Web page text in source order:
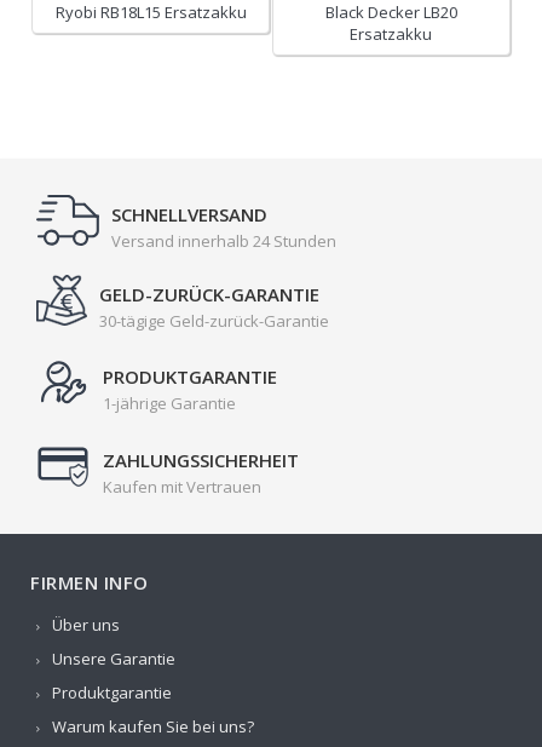
Ryobi RB18L15 Ersatzakku
Black Decker LB20
Ersatzakku
SCHNELLVERSAND
Versand innerhalb 24 Stunden
GELD-ZURÜCK-GARANTIE
30-tägige Geld-zurück-Garantie
PRODUKTGARANTIE
1-jährige Garantie
ZAHLUNGSSICHERHEIT
Kaufen mit Vertrauen
FIRMEN INFO
Über uns
Unsere Garantie
Produktgarantie
Warum kaufen Sie bei uns?